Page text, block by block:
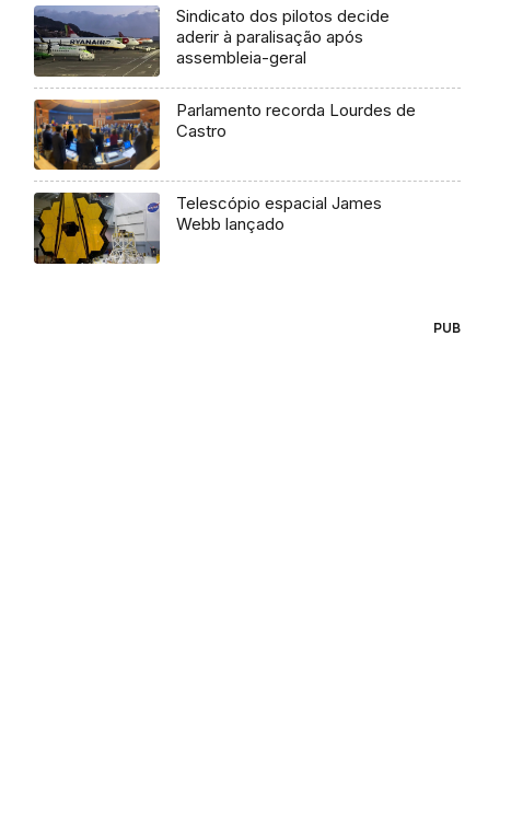
Sindicato dos pilotos decide
aderir à paralisação após
assembleia-geral
Parlamento recorda Lourdes de
Castro
Telescópio espacial James
Webb lançado
PUB